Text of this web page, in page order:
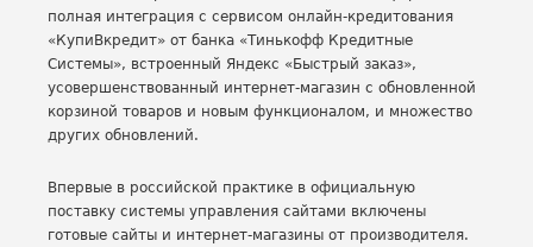
полная интеграция с сервисом онлайн-кредитования
«КупиВкредит» от банка «Тинькофф Кредитные
Системы», встроенный Яндекс «Быстрый заказ»,
усовершенствованный интернет-магазин с обновленной
корзиной товаров и новым функционалом, и множество
других обновлений.
Впервые в российской практике в официальную
поставку системы управления сайтами включены
готовые сайты и интернет-магазины от производителя.